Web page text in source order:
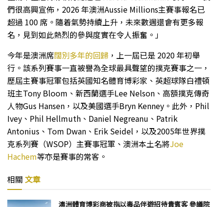
們很高興宣佈，2026 年澳洲Aussie Millions主賽事報名已
超過 100 席。隨着氣勢持續上升，未來數週還會有更多報
名，見到如此熱烈的參與度實在令人振奮。」
今年是澳洲席闊別多年的回歸 ，上一屆已是 2020 年初舉
行。該系列賽事一直被譽為全球最具聲望的撲克賽事之一，
歷屆主賽事冠軍包括英國知名體育博彩家、英超球隊白禮頓
班主Tony Bloom、新西蘭選手Lee Nelson、高額撲克傳奇
人物Gus Hansen，以及美國選手Bryn Kenney。此外，Phil
Ivey、Phil Hellmuth、Daniel Negreanu、Patrik
Antonius、Tom Dwan、Erik Seidel，以及2005年世界撲
克系列賽（WSOP）主賽事冠軍、澳洲本土名將Joe
Hachem等亦是賽事的常客。
相關 文章
澳洲體育博彩商被指以毒品伴遊招待貴賓客 參議院